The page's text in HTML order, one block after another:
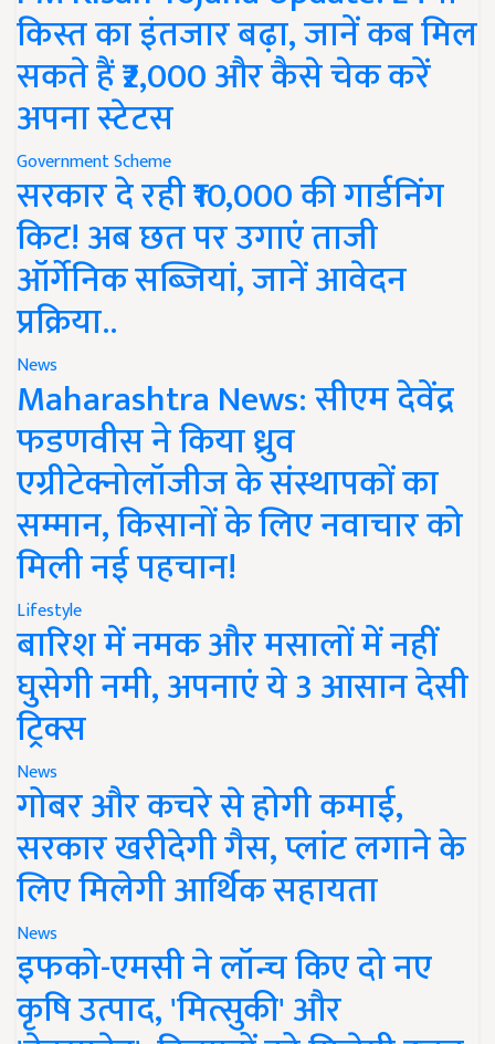
किस्त का इंतजार बढ़ा, जानें कब मिल
सकते हैं ₹2,000 और कैसे चेक करें
अपना स्टेटस
Government Scheme
सरकार दे रही ₹10,000 की गार्डनिंग
किट! अब छत पर उगाएं ताजी
ऑर्गेनिक सब्जियां, जानें आवेदन
प्रक्रिया..
News
Maharashtra News: सीएम देवेंद्र
फडणवीस ने किया ध्रुव
एग्रीटेक्नोलॉजीज के संस्थापकों का
सम्मान, किसानों के लिए नवाचार को
मिली नई पहचान!
Lifestyle
बारिश में नमक और मसालों में नहीं
घुसेगी नमी, अपनाएं ये 3 आसान देसी
ट्रिक्स
News
गोबर और कचरे से होगी कमाई,
सरकार खरीदेगी गैस, प्लांट लगाने के
लिए मिलेगी आर्थिक सहायता
News
इफको-एमसी ने लॉन्च किए दो नए
कृषि उत्पाद, 'मित्सुकी' और